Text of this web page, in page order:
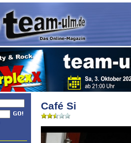
Café Si